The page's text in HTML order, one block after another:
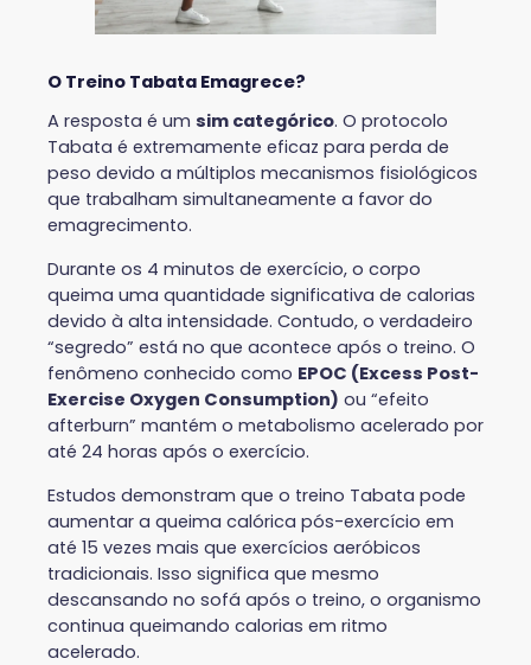
O Treino Tabata Emagrece?
A resposta é um sim categórico. O protocolo
Tabata é extremamente eficaz para perda de
peso devido a múltiplos mecanismos fisiológicos
que trabalham simultaneamente a favor do
emagrecimento.
Durante os 4 minutos de exercício, o corpo
queima uma quantidade significativa de calorias
devido à alta intensidade. Contudo, o verdadeiro
“segredo” está no que acontece após o treino. O
fenômeno conhecido como EPOC (Excess Post-
Exercise Oxygen Consumption) ou “efeito
afterburn” mantém o metabolismo acelerado por
até 24 horas após o exercício.
Estudos demonstram que o treino Tabata pode
aumentar a queima calórica pós-exercício em
até 15 vezes mais que exercícios aeróbicos
tradicionais. Isso significa que mesmo
descansando no sofá após o treino, o organismo
continua queimando calorias em ritmo
acelerado.